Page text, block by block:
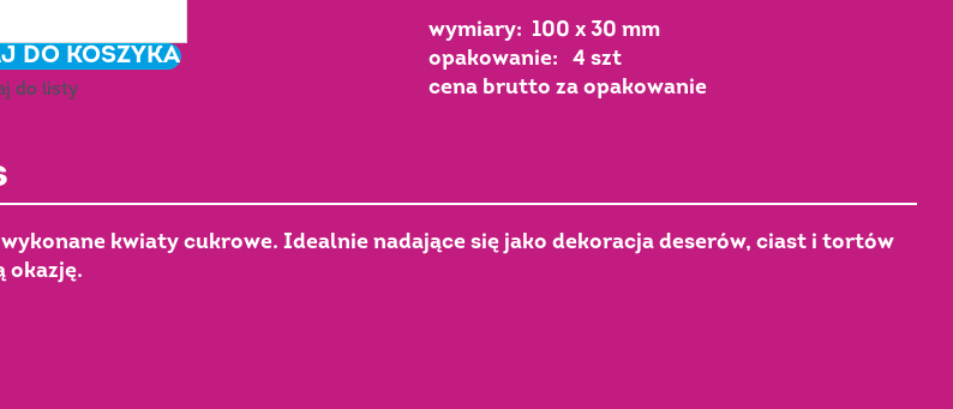
DO KOSZYKA
wymiary: 100 x 30 mm
opakowanie: 4 szt
cena brutto za opakowanie
wykonane kwiaty cukrowe. Idealnie nadające się jako dekoracja deserów, ciast i tortów
okazję.